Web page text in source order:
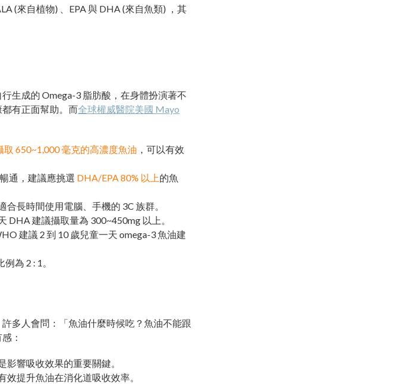
(來自植物) 、EPA 與 DHA (來自魚類) ，其
生成的 Omega-3 脂肪酸，在身體扮演著不
有正面幫助。而全球權威醫院美國 Mayo
650~1,000 毫克的高濃度魚油 ，可以有效
通，建議應挑選 DHA/EPA 80% 以上的魚
長時間使用電腦、手機的 3C 族群。
DHA 建議攝取量為 300~450mg 以上。
建議 2 到 10 歲兒童一天 omega-3 魚油建
為 2 : 1。
多人會問：「魚油什麼時候吃？魚油不能跟
：
響吸收效果的重要關鍵。
效提升魚油在消化道吸收效率。